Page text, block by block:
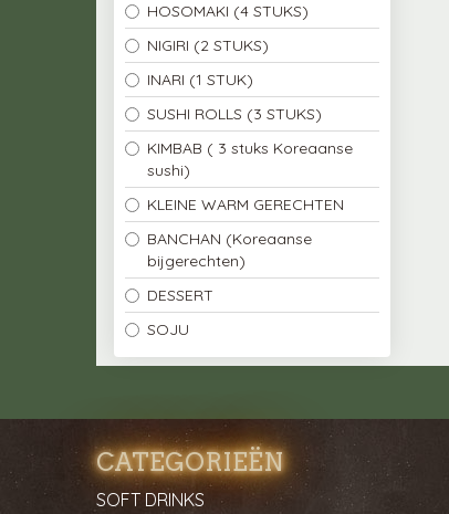
HOSOMAKI (4 STUKS)
NIGIRI (2 STUKS)
INARI (1 STUK)
SUSHI ROLLS (3 STUKS)
KIMBAB ( 3 stuks Koreaanse
sushi)
KLEINE WARM GERECHTEN
BANCHAN (Koreaanse
bijgerechten)
DESSERT
SOJU
CATEGORIEËN
SOFT DRINKS